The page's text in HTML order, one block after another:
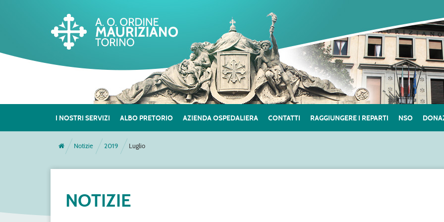
I NOSTRI SERVIZI ALBO PRETORIO AZIENDA OSPEDALIERA CONTATTI RAGGIUNGERE I REPARTI NSO
Notizie 2019 Luglio
NOTIZIE